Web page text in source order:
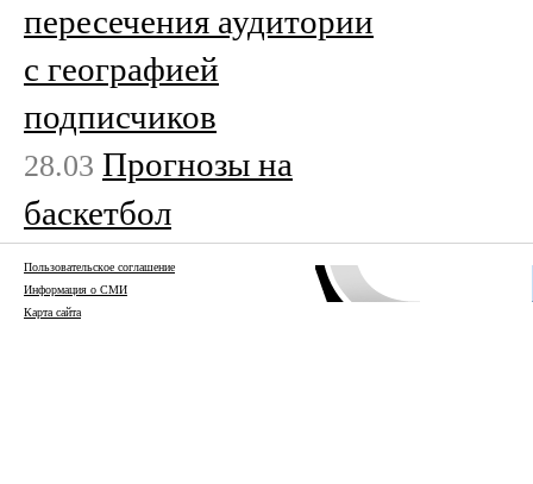
пересечения аудитории
с географией
подписчиков
28.03 Прогнозы на
баскетбол
Пользовательское соглашение
Информация о СМИ
Карта сайта